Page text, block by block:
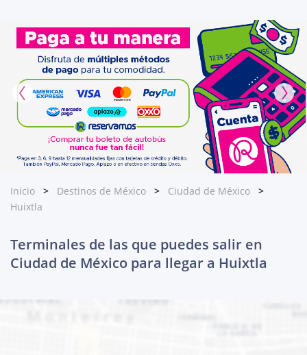
Inicio Destinos de México
Ciudad de México
Huixtla
Terminales de las que puedes salir en
Ciudad de México para llegar a Huixtla